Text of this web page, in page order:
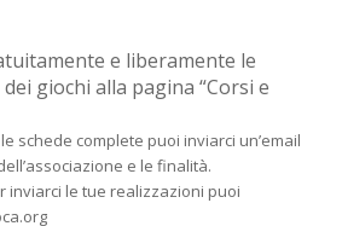
e liberamente le
giochi alla pagina “Corsi e
schede complete puoi inviarci un’email
e le finalità.
inviarci le tue realizzazioni puoi